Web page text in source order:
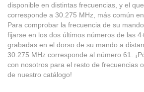
disponible en distintas frecuencias, y el
corresponde a 30.275 MHz, más común
Para comprobar la frecuencia de su
fijarse en los dos últimos números de las
grabadas en el dorso de su mando a
30.275 MHz corresponde al número 61.
con nosotros para el resto de frecuencias
de nuestro catálogo!